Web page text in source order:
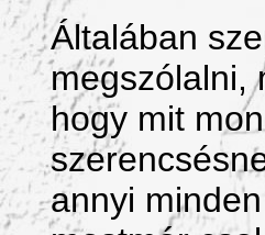
Általában
megszólalni,
hogy mit
annyi